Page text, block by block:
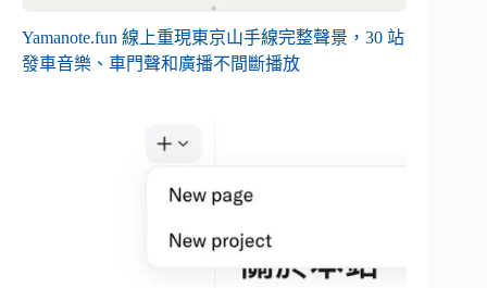
Yamanote.fun 線上重現東京山手線完整聲景，30 站
發車音樂、車門聲和廣播不間斷播放